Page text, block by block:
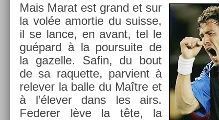
Mais Marat est grand et sur
la volée amor­tie du suis­se,
il se lance, en avant, tel le
guépard à la pour­suite de
la gazel­le. Safin, du bout
de sa raquet­te, par­vient à
re­lev­er la balle du Maître et
à l’élever dans les airs.
Feder­er lève la tête, la